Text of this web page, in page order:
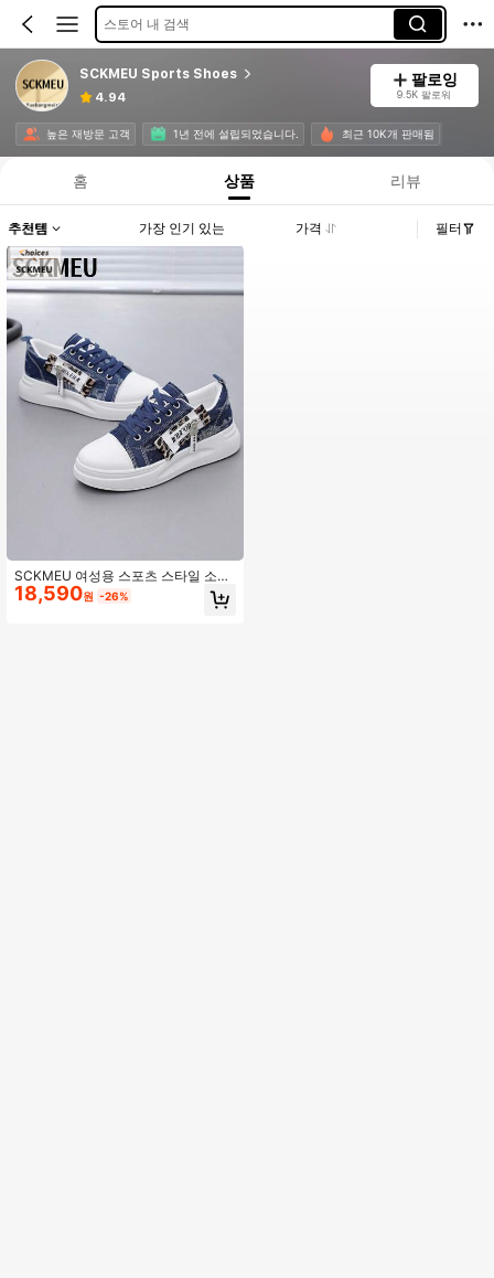
스토어 내 검색
SCKMEU Sports Shoes
4.94
팔로잉
9.5K 팔로워
높은 재방문 고객 1년 전에 설립되었습니다. 최근 10K개 판매됨
홈 상품 리뷰
추천템 가장 인기 있는 가격 필터
SCKMEU 여성용 스포츠 스타일 소프
트 솔 캔버스 신발 1켤레, 앞면 레이스
업 쉘 토 디자인 데님 컬러 캔버스 충
18,590원 -26%